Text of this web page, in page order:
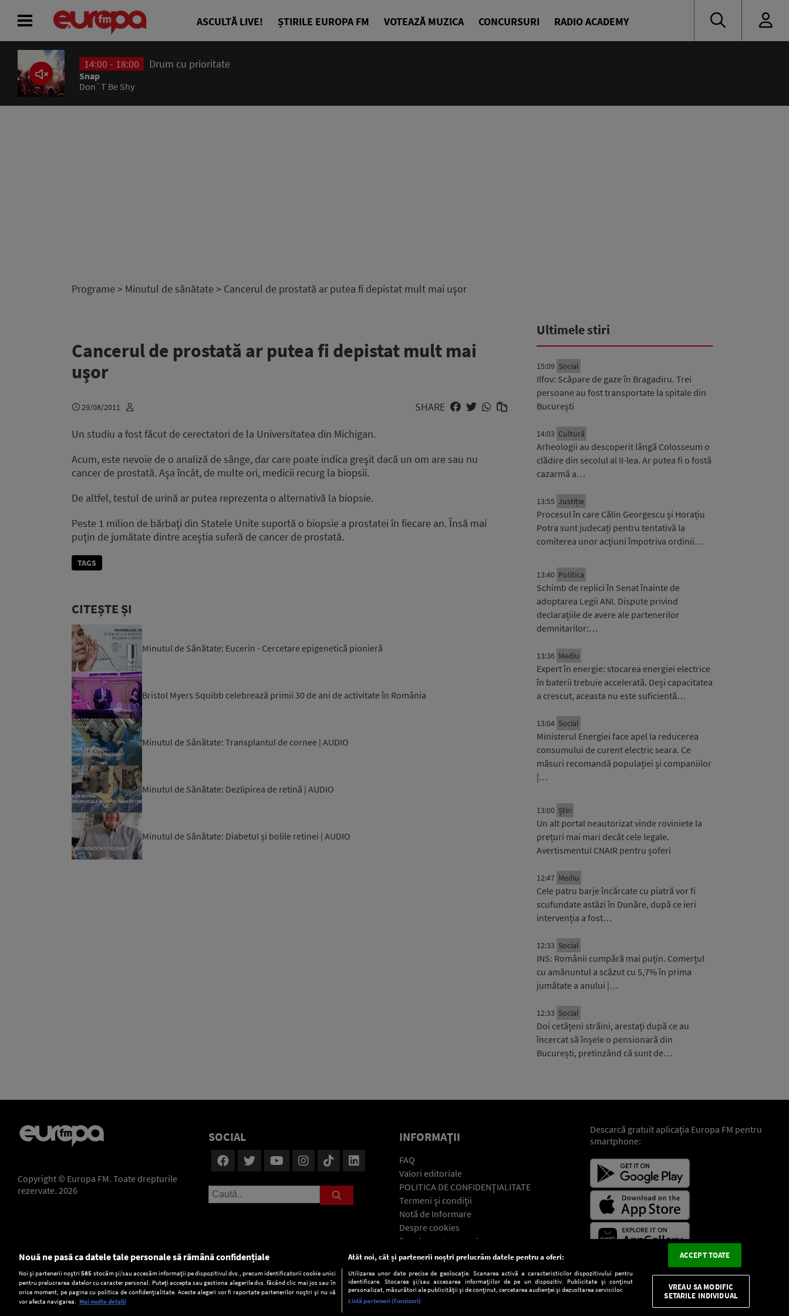
CONFIDENŢIALITATE
ASCULTĂ LIVE! ȘTIRILE EUROPA FM VOTEAZĂ MUZICA CONCURSURI RADIO ACADEMY
14:00 - 18:00 Drum cu prioritate
Snap
Don`T Be Shy
Programe > Minutul de sănătate > Cancerul de prostată ar putea fi depistat mult mai uşor
Cancerul de prostată ar putea fi depistat mult mai
uşor
29/08/2011
SHARE
Un studiu a fost făcut de cerectatori de la Universitatea din Michigan.
Acum, este nevoie de o analiză de sânge, dar care poate indica greşit dacă un om are sau nu
cancer de prostată. Aşa încât, de multe ori, medicii recurg la biopsii.
De altfel, testul de urină ar putea reprezenta o alternativă la biopsie.
Peste 1 milion de bărbaţi din Statele Unite suportă o biopsie a prostatei în fiecare an. Însă mai
puţin de jumătate dintre aceştia suferă de cancer de prostată.
TAGS
CITEȘTE ȘI
Minutul de Sănătate: Eucerin - Cercetare epigenetică pionieră
Bristol Myers Squibb celebrează primii 30 de ani de activitate în România
Minutul de Sănătate: Transplantul de cornee | AUDIO
Minutul de Sănătate: Dezlipirea de retină | AUDIO
Minutul de Sănătate: Diabetul și bolile retinei | AUDIO
Ultimele stiri
15:09 Social
Ilfov: Scăpare de gaze în Bragadiru. Trei
persoane au fost transportate la spitale din
București
14:03 Cultură
Arheologii au descoperit lângă Colosseum o
clădire din secolul al II-lea. Ar putea fi o fostă
cazarmă a…
13:55 Justiție
Procesul în care Călin Georgescu și Horațiu
Potra sunt judecați pentru tentativă la
comiterea unor acțiuni împotriva ordinii…
13:40 Politica
Schimb de replici în Senat înainte de
adoptarea Legii ANI. Dispute privind
declarațiile de avere ale partenerilor
demnitarilor:…
13:36 Mediu
Expert în energie: stocarea energiei electrice
în baterii trebuie accelerată. Deși capacitatea
a crescut, aceasta nu este suficientă…
13:04 Social
Ministerul Energiei face apel la reducerea
consumului de curent electric seara. Ce
măsuri recomandă populației și companiilor
|…
13:00 Știri
Un alt portal neautorizat vinde roviniete la
prețuri mai mari decât cele legale.
Avertismentul CNAIR pentru șoferi
12:47 Mediu
Cele patru barje încărcate cu piatră vor fi
scufundate astăzi în Dunăre, după ce ieri
intervenția a fost…
12:33 Social
INS: Românii cumpără mai puțin. Comerțul
cu amănuntul a scăzut cu 5,7% în prima
jumătate a anului |…
12:33 Social
Doi cetățeni străini, arestați după ce au
încercat să înșele o pensionară din
București, pretinzând că sunt de…
Copyright © Europa FM. Toate drepturile
rezervate. 2026
SOCIAL INFORMAŢII
FAQ
Valori editoriale
POLITICA DE CONFIDENŢIALITATE
Termeni şi condiţii
Notă de Informare
Despre cookies
Regulament general
GDPR
Descarcă gratuit aplicaţia Europa FM pentru
smartphone:
ACASĂ
ȘTIRI
Setări:
Dark Mode
Nouă ne pasă ca datele tale personale să rămână confidențiale
Noi și partenerii noștri585 stocăm și/sau accesăm informații pe dispozitivul dvs., precum identificatorii cookie unici
pentru prelucrarea datelor cu caracter personal. Puteți accepta sau gestiona alegerile dvs. făcând clic mai jos sau în
orice moment, pe pagina cu politica de confidențialitate. Aceste alegeri vor fi raportate partenerilor noștri și nu vă
vor afecta navigarea. Mai multe detalii
Atât noi, cât și partenerii noștri prelucrăm datele pentru a oferi:
Utilizarea unor date precise de geolocație. Scanarea activă a caracteristicilor dispozitivului pentru
identificare. Stocarea și/sau accesarea informațiilor de pe un dispozitiv. Publicitate și conținut
personalizat, măsurători ale publicității și de conținut, cercetarea audienței și dezvoltarea serviciilor.
Listă parteneri (furnizori)
ACCEPT TOATE
VREAU SA MODIFIC
SETARILE INDIVIDUAL